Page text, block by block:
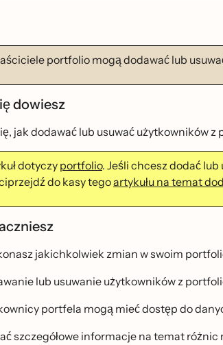
portfolio mogą dodawać lub
dowiesz
jak dodawać lub usuwać użytkowników z
dotyczy portfolio. Jeśli chcesz dodać
do kasy tegoartykułu na temat
jakichkolwiek zmian w swoim
lub usuwanie użytkowników z
portfela mogą mieć dostęp do
szczegółowe informacje na temat